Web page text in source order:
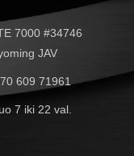
7000 #34746
JAV
609 71961
7 iki 22 val.